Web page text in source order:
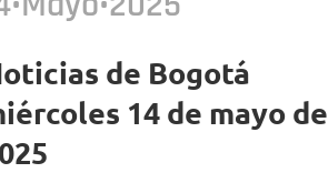
de Bogotá
14 de mayo de